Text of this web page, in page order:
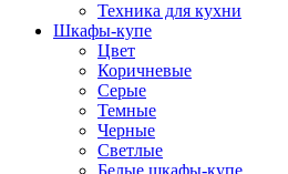
Техника для кухни
Шкафы-купе
Цвет
Коричневые
Серые
Темные
Черные
Светлые
Белые шкафы-купе